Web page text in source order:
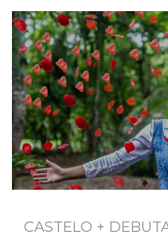
CASTELO +